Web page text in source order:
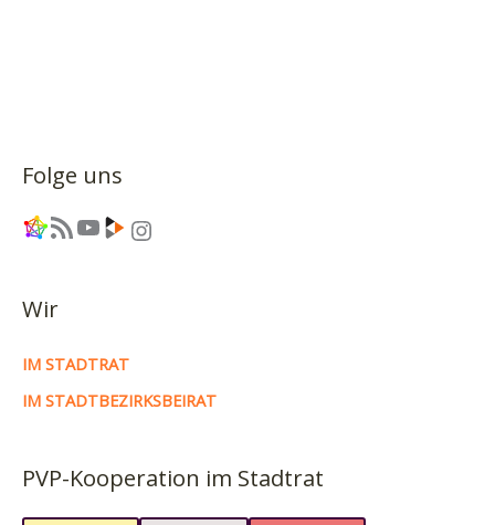
Folge uns
Link RSS-Feed YouTube Link Instagram
Wir
IM STADTRAT
IM STADTBEZIRKSBEIRAT
PVP-Kooperation im Stadtrat